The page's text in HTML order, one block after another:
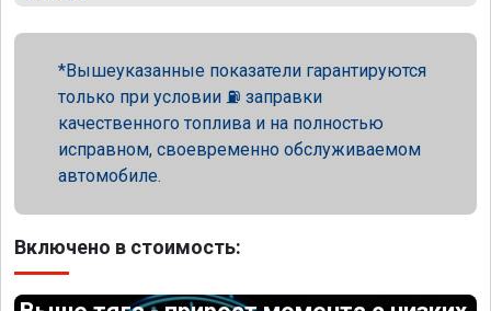
Вышеуказанные показатели гарантируются
только при условии ⛽ заправки
качественного топлива и на полностью
исправном, своевременно обслуживаемом
автомобиле.
Включено в стоимость: